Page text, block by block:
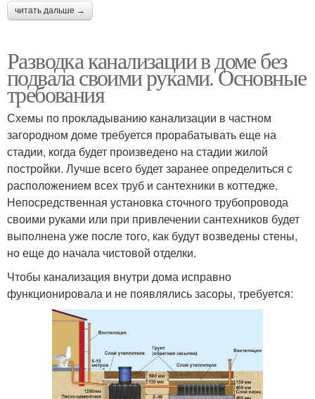
читать дальше →
Разводка канализации в доме без
подвала своими руками. Основные
требования
Схемы по прокладыванию канализации в частном
загородном доме требуется прорабатывать еще на
стадии, когда будет произведено на стадии жилой
постройки. Лучше всего будет заранее определиться с
расположением всех труб и сантехники в коттедже.
Непосредственная установка сточного трубопровода
своими руками или при привлечении сантехников будет
выполнена уже после того, как будут возведены стены,
но еще до начала чистовой отделки.
Чтобы канализация внутри дома исправно
функционировала и не появлялись засоры, требуется: